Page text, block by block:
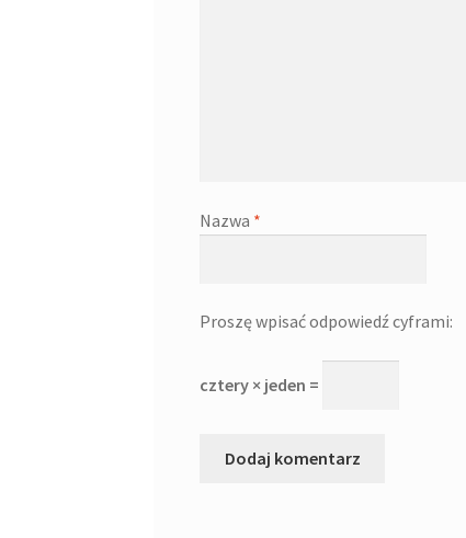
Nazwa *
Proszę wpisać odpowiedź cyframi:
cztery × jeden =